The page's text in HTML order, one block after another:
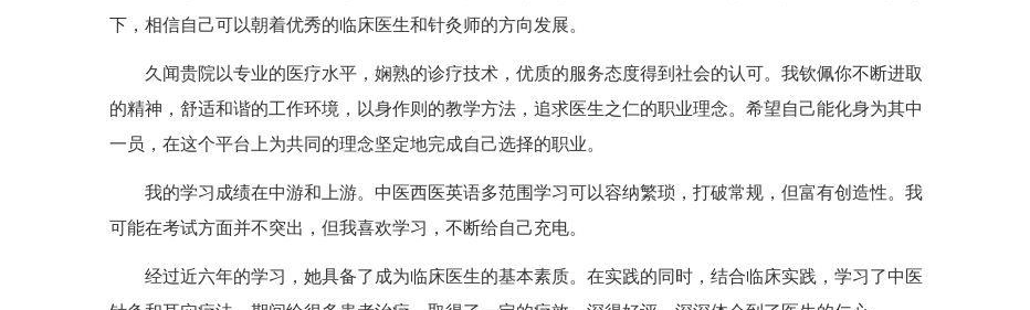
下，相信自己可以朝着优秀的临床医生和针灸师的方向发展。
久闻贵院以专业的医疗水平，娴熟的诊疗技术，优质的服务态度得到社会的认可。我钦佩你不断进取
的精神，舒适和谐的工作环境，以身作则的教学方法，追求医生之仁的职业理念。希望自己能化身为其中
一员，在这个平台上为共同的理念坚定地完成自己选择的职业。
我的学习成绩在中游和上游。中医西医英语多范围学习可以容纳繁琐，打破常规，但富有创造性。我
可能在考试方面并不突出，但我喜欢学习，不断给自己充电。
经过近六年的学习，她具备了成为临床医生的基本素质。在实践的同时，结合临床实践，学习了中医